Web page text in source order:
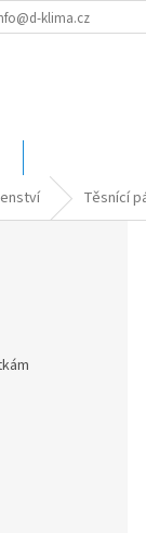
klima.cz
Těsnící